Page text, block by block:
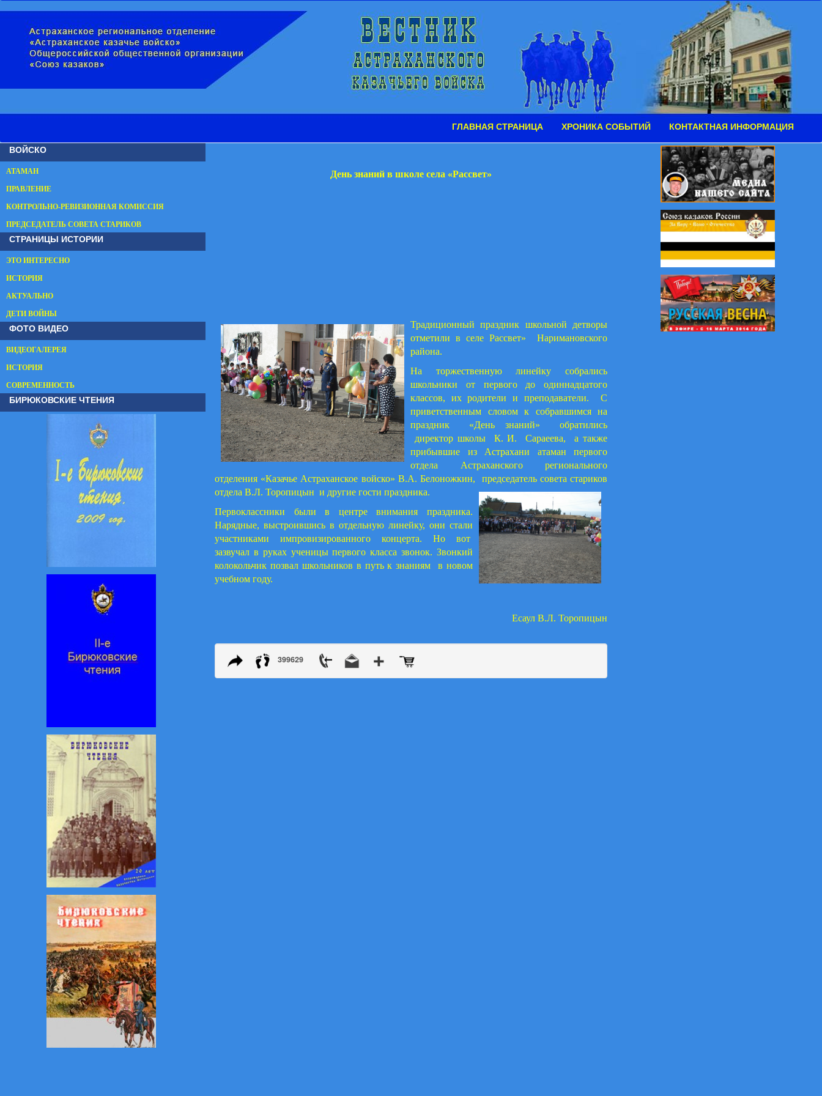
ГЛАВНАЯ СТРАНИЦА ХРОНИКА СОБЫТИЙ КОНТАКТНАЯ ИНФОРМАЦИЯ
ВОЙСКО
АТАМАН
ПРАВЛЕНИЕ
КОНТРОЛЬНО-РЕВИЗИОННАЯ КОМИССИЯ
ПРЕДСЕДАТЕЛЬ СОВЕТА СТАРИКОВ
СТРАНИЦЫ ИСТОРИИ
ЭТО ИНТЕРЕСНО
ИСТОРИЯ
АКТУАЛЬНО
ДЕТИ ВОЙНЫ
ФОТО ВИДЕО
ВИДЕОГАЛЕРЕЯ
ИСТОРИЯ
СОВРЕМЕННОСТЬ
БИРЮКОВСКИЕ ЧТЕНИЯ
День знаний в школе села «Рассвет»
Традиционный праздник школьной детворы
отметили в селе Рассвет» Наримановского
района.
На торжественную линейку собрались
школьники от первого до одиннадцатого
классов, их родители и преподаватели. С
приветственным словом к собравшимся на
праздник «День знаний» обратились
директор школы К. И. Сараеева, а также
прибывшие из Астрахани атаман первого
отдела Астраханского регионального
отделения «Казачье Астраханское войско» В.А. Белоножкин, председатель совета стариков
отдела В.Л. Торопицын и другие гости праздника.
Первоклассники были в центре внимания праздника.
Нарядные, выстроившись в отдельную линейку, они стали
участниками импровизированного концерта. Но вот
зазвучал в руках ученицы первого класса звонок. Звонкий
колокольчик позвал школьников в путь к знаниям в новом
учебном году.
Есаул В.Л. Торопицын
399629